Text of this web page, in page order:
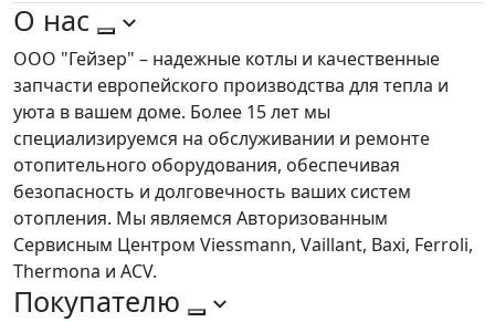
О нас
ООО "Гейзер" – надежные котлы и качественные
запчасти европейского производства для тепла и
уюта в вашем доме. Более 15 лет мы
специализируемся на обслуживании и ремонте
отопительного оборудования, обеспечивая
безопасность и долговечность ваших систем
отопления. Мы являемся Авторизованным
Сервисным Центром Viessmann, Vaillant, Baxi, Ferroli,
Thermona и ACV.
Покупателю